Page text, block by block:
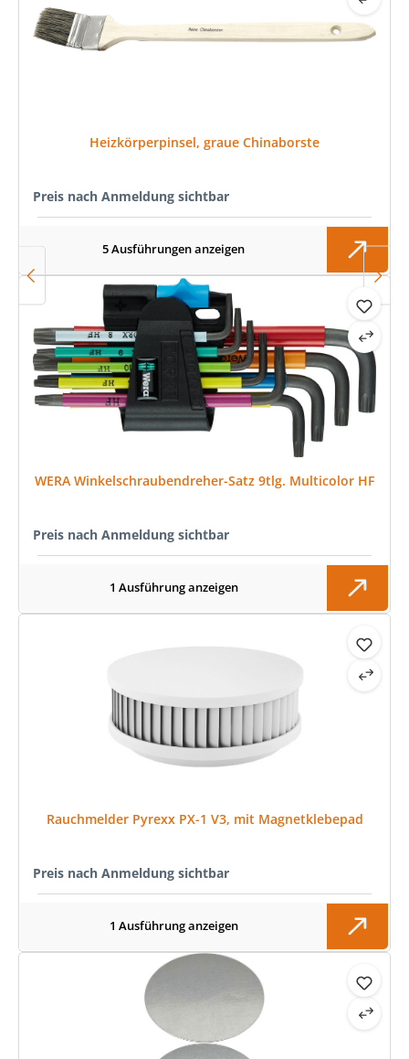
Heizkörperpinsel, graue Chinaborste
Preis nach Anmeldung sichtbar
5 Ausführungen anzeigen
WERA Winkelschraubendreher-Satz 9tlg. Multicolor HF
Preis nach Anmeldung sichtbar
1 Ausführung anzeigen
Rauchmelder Pyrexx PX-1 V3, mit Magnetklebepad
Preis nach Anmeldung sichtbar
1 Ausführung anzeigen